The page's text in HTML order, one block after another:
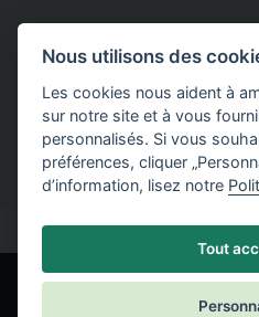
théoriques et pratiques
Nous utilisons des
Les cookies nous aident à
sur notre site et à vous
personnalisés. Si vous
préférences, cliquer
d’information, lisez notre
Tout